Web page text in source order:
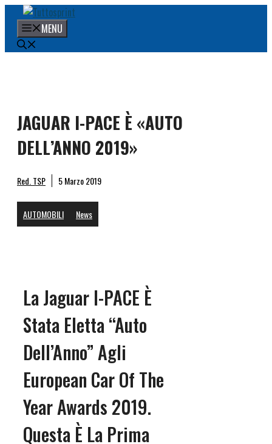
contenuto
MENU
JAGUAR I-PACE È «AUTO
DELL’ANNO 2019»
Red. TSP 5 Marzo 2019
AUTOMOBILI News
La Jaguar I-PACE È
Stata Eletta “Auto
Dell’Anno” Agli
European Car Of The
Year Awards 2019.
Questa È La Prima